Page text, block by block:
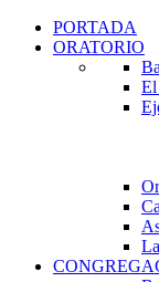
PORTADA
ORATORIO
El